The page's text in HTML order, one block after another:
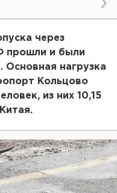
через
прошли и были
Основная нагрузка
Кольцово
из них 10,15